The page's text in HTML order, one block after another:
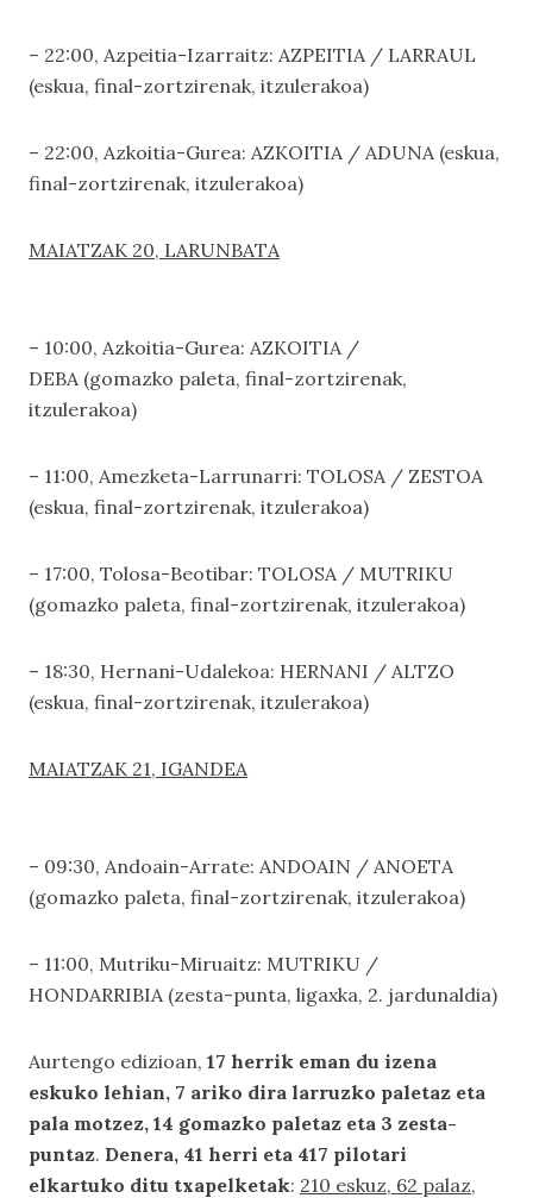
– 22:00, Azpeitia-Izarraitz: AZPEITIA / LARRAUL
(eskua, final-zortzirenak, itzulerakoa)
– 22:00, Azkoitia-Gurea: AZKOITIA / ADUNA (eskua,
final-zortzirenak, itzulerakoa)
MAIATZAK 20, LARUNBATA
– 10:00, Azkoitia-Gurea: AZKOITIA /
DEBA (gomazko paleta, final-zortzirenak,
itzulerakoa)
– 11:00, Amezketa-Larrunarri: TOLOSA / ZESTOA
(eskua, final-zortzirenak, itzulerakoa)
– 17:00, Tolosa-Beotibar: TOLOSA / MUTRIKU
(gomazko paleta, final-zortzirenak, itzulerakoa)
– 18:30, Hernani-Udalekoa: HERNANI / ALTZO
(eskua, final-zortzirenak, itzulerakoa)
MAIATZAK 21, IGANDEA
– 09:30, Andoain-Arrate: ANDOAIN / ANOETA
(gomazko paleta, final-zortzirenak, itzulerakoa)
– 11:00, Mutriku-Miruaitz: MUTRIKU /
HONDARRIBIA (zesta-punta, ligaxka, 2. jardunaldia)
Aurtengo edizioan, 17 herrik eman du izena
eskuko lehian, 7 ariko dira larruzko paletaz eta
pala motzez, 14 gomazko paletaz eta 3 zesta-
puntaz. Denera, 41 herri eta 417 pilotari
elkartuko ditu txapelketak: 210 eskuz, 62 palaz,